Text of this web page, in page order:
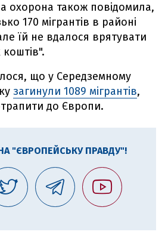
охорона також повідомила,
170 мігрантів в районі
їй не вдалося врятувати
що у Середземному
загинули 1089 мігрантів,
до Європи.
"ЄВРОПЕЙСЬКУ ПРАВДУ"!